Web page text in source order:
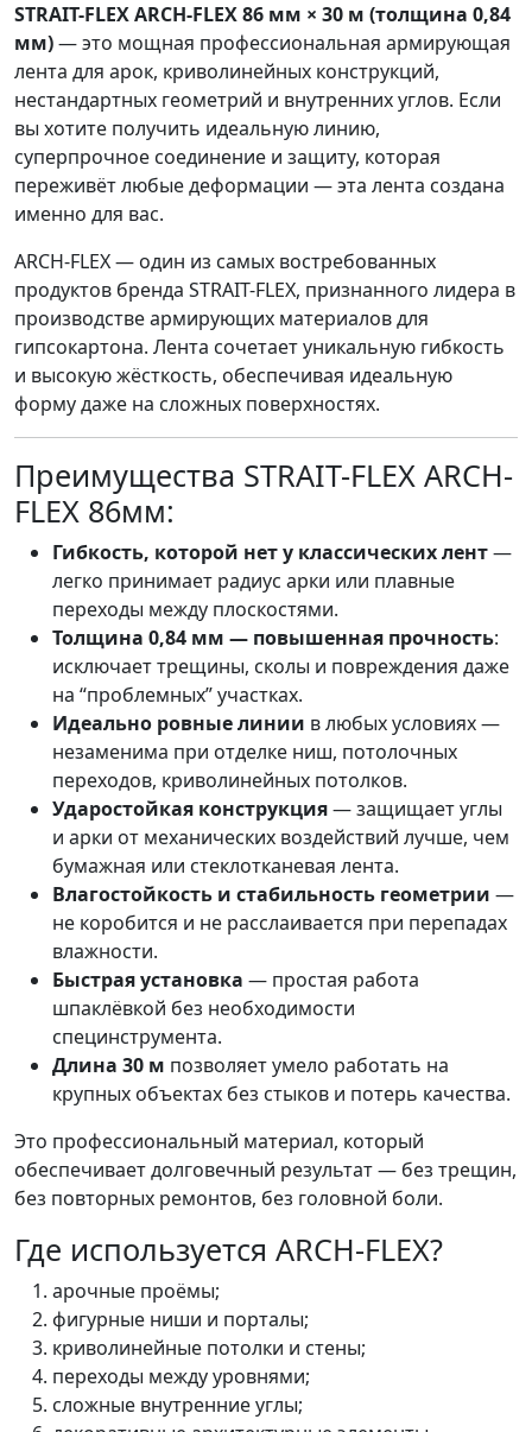
STRAIT-FLEX ARCH-FLEX 86 мм × 30 м (толщина 0,84
мм)— это мощная профессиональная армирующая
лента для арок, криволинейных конструкций,
нестандартных геометрий и внутренних углов. Если
вы хотите получить идеальную линию,
суперпрочное соединение и защиту, которая
переживёт любые деформации — эта лента создана
именно для вас.
ARCH-FLEX — один из самых востребованных
продуктов бренда STRAIT-FLEX, признанного лидера в
производстве армирующих материалов для
гипсокартона. Лента сочетает уникальную гибкость
и высокую жёсткость, обеспечивая идеальную
форму даже на сложных поверхностях.
Преимущества STRAIT-FLEX ARCH-
FLEX 86мм:
Гибкость, которой нет у классических лент—
легко принимает радиус арки или плавные
переходы между плоскостями.
Толщина 0,84 мм — повышенная прочность:
исключает трещины, сколы и повреждения даже
на “проблемных” участках.
Идеально ровные линии в любых условиях —
незаменима при отделке ниш, потолочных
переходов, криволинейных потолков.
Ударостойкая конструкция— защищает углы
и арки от механических воздействий лучше, чем
бумажная или стеклотканевая лента.
Влагостойкость и стабильность геометрии —
не коробится и не расслаивается при перепадах
влажности.
Быстрая установка — простая работа
шпаклёвкой без необходимости
специнструмента.
Длина 30 м позволяет умело работать на
крупных объектах без стыков и потерь качества.
Это профессиональный материал, который
обеспечивает долговечный результат — без трещин,
без повторных ремонтов, без головной боли.
Где используется ARCH-FLEX?
арочные проёмы;
фигурные ниши и порталы;
криволинейные потолки и стены;
переходы между уровнями;
сложные внутренние углы;